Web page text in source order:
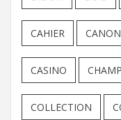
CAHIER CANON
CASINO
COLLECTION